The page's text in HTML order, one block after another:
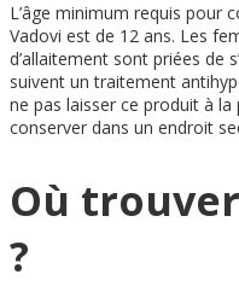
L’âge minimum requis pour
Vadovi est de 12 ans. Les
d’allaitement sont priées de
suivent un traitement
ne pas laisser ce produit à
conserver dans un endroit
Où
?